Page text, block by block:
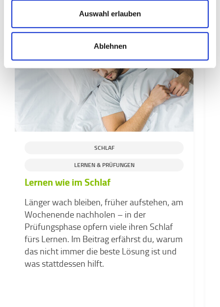
Auswahl erlauben
Ablehnen
Ähnliche Beiträge
SCHLAF
LERNEN & PRÜFUNGEN
Lernen wie im Schlaf
Länger wach bleiben, früher aufstehen, am
Wochenende nachholen – in der
Prüfungsphase opfern viele ihren Schlaf
fürs Lernen. Im Beitrag erfährst du, warum
das nicht immer die beste Lösung ist und
was stattdessen hilft.